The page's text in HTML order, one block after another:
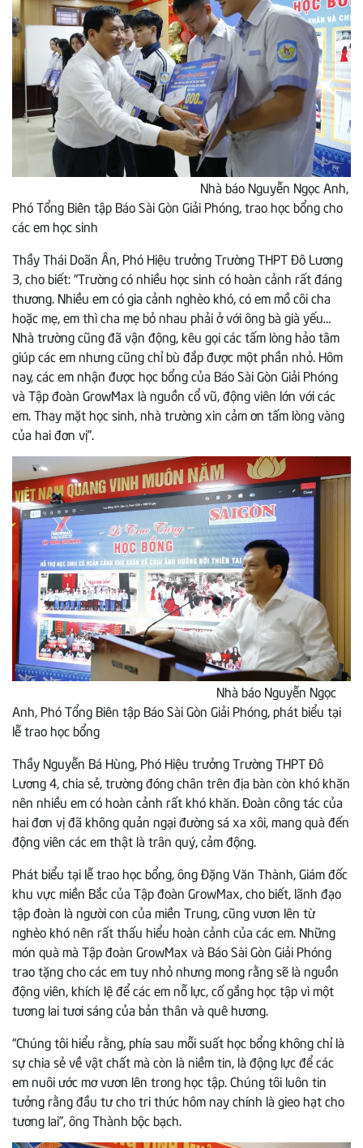
Nhà báo Nguyễn Ngọc Anh,
Phó Tổng Biên tập Báo Sài Gòn Giải Phóng, trao học bổng cho
các em học sinh
Thầy Thái Doãn Ân, Phó Hiệu trưởng Trường THPT Đô Lương
3, cho biết: “Trường có nhiều học sinh có hoàn cảnh rất đáng
thương. Nhiều em có gia cảnh nghèo khó, có em mồ côi cha
hoặc mẹ, em thì cha mẹ bỏ nhau phải ở với ông bà già yếu…
Nhà trường cũng đã vận động, kêu gọi các tấm lòng hảo tâm
giúp các em nhưng cũng chỉ bù đắp được một phần nhỏ. Hôm
nay, các em nhận được học bổng của Báo Sài Gòn Giải Phóng
và Tập đoàn GrowMax là nguồn cổ vũ, động viên lớn với các
em. Thay mặt học sinh, nhà trường xin cảm ơn tấm lòng vàng
của hai đơn vị”.
Nhà báo Nguyễn Ngọc
Anh, Phó Tổng Biên tập Báo Sài Gòn Giải Phóng, phát biểu tại
lễ trao học bổng
Thầy Nguyễn Bá Hùng, Phó Hiệu trưởng Trường THPT Đô
Lương 4, chia sẻ, trường đóng chân trên địa bàn còn khó khăn
nên nhiều em có hoàn cảnh rất khó khăn. Đoàn công tác của
hai đơn vị đã không quản ngại đường sá xa xôi, mang quà đến
động viên các em thật là trân quý, cảm động.
Phát biểu tại lễ trao học bổng, ông Đặng Văn Thành, Giám đốc
khu vực miền Bắc của Tập đoàn GrowMax, cho biết, lãnh đạo
tập đoàn là người con của miền Trung, cũng vươn lên từ
nghèo khó nên rất thấu hiểu hoàn cảnh của các em. Những
món quà mà Tập đoàn GrowMax và Báo Sài Gòn Giải Phóng
trao tặng cho các em tuy nhỏ nhưng mong rằng sẽ là nguồn
động viên, khích lệ để các em nỗ lực, cố gắng học tập vì một
tương lai tươi sáng của bản thân và quê hương.
“Chúng tôi hiểu rằng, phía sau mỗi suất học bổng không chỉ là
sự chia sẻ về vật chất mà còn là niềm tin, là động lực để các
em nuôi ước mơ vươn lên trong học tập. Chúng tôi luôn tin
tưởng rằng đầu tư cho tri thức hôm nay chính là gieo hạt cho
tương lai”, ông Thành bộc bạch.